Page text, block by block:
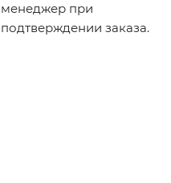
менеджер при
подтверждении заказа.